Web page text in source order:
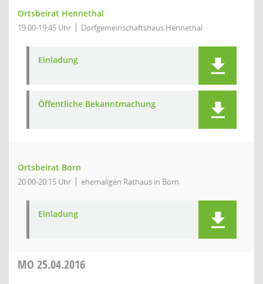
Ortsbeirat Hennethal
19:00-19:45 Uhr Dorfgemeinschaftshaus Hennethal
Einladung
Öffentliche Bekanntmachung
Ortsbeirat Born
20:00-20:15 Uhr ehemaligen Rathaus in Born
Einladung
MO 25.04.2016